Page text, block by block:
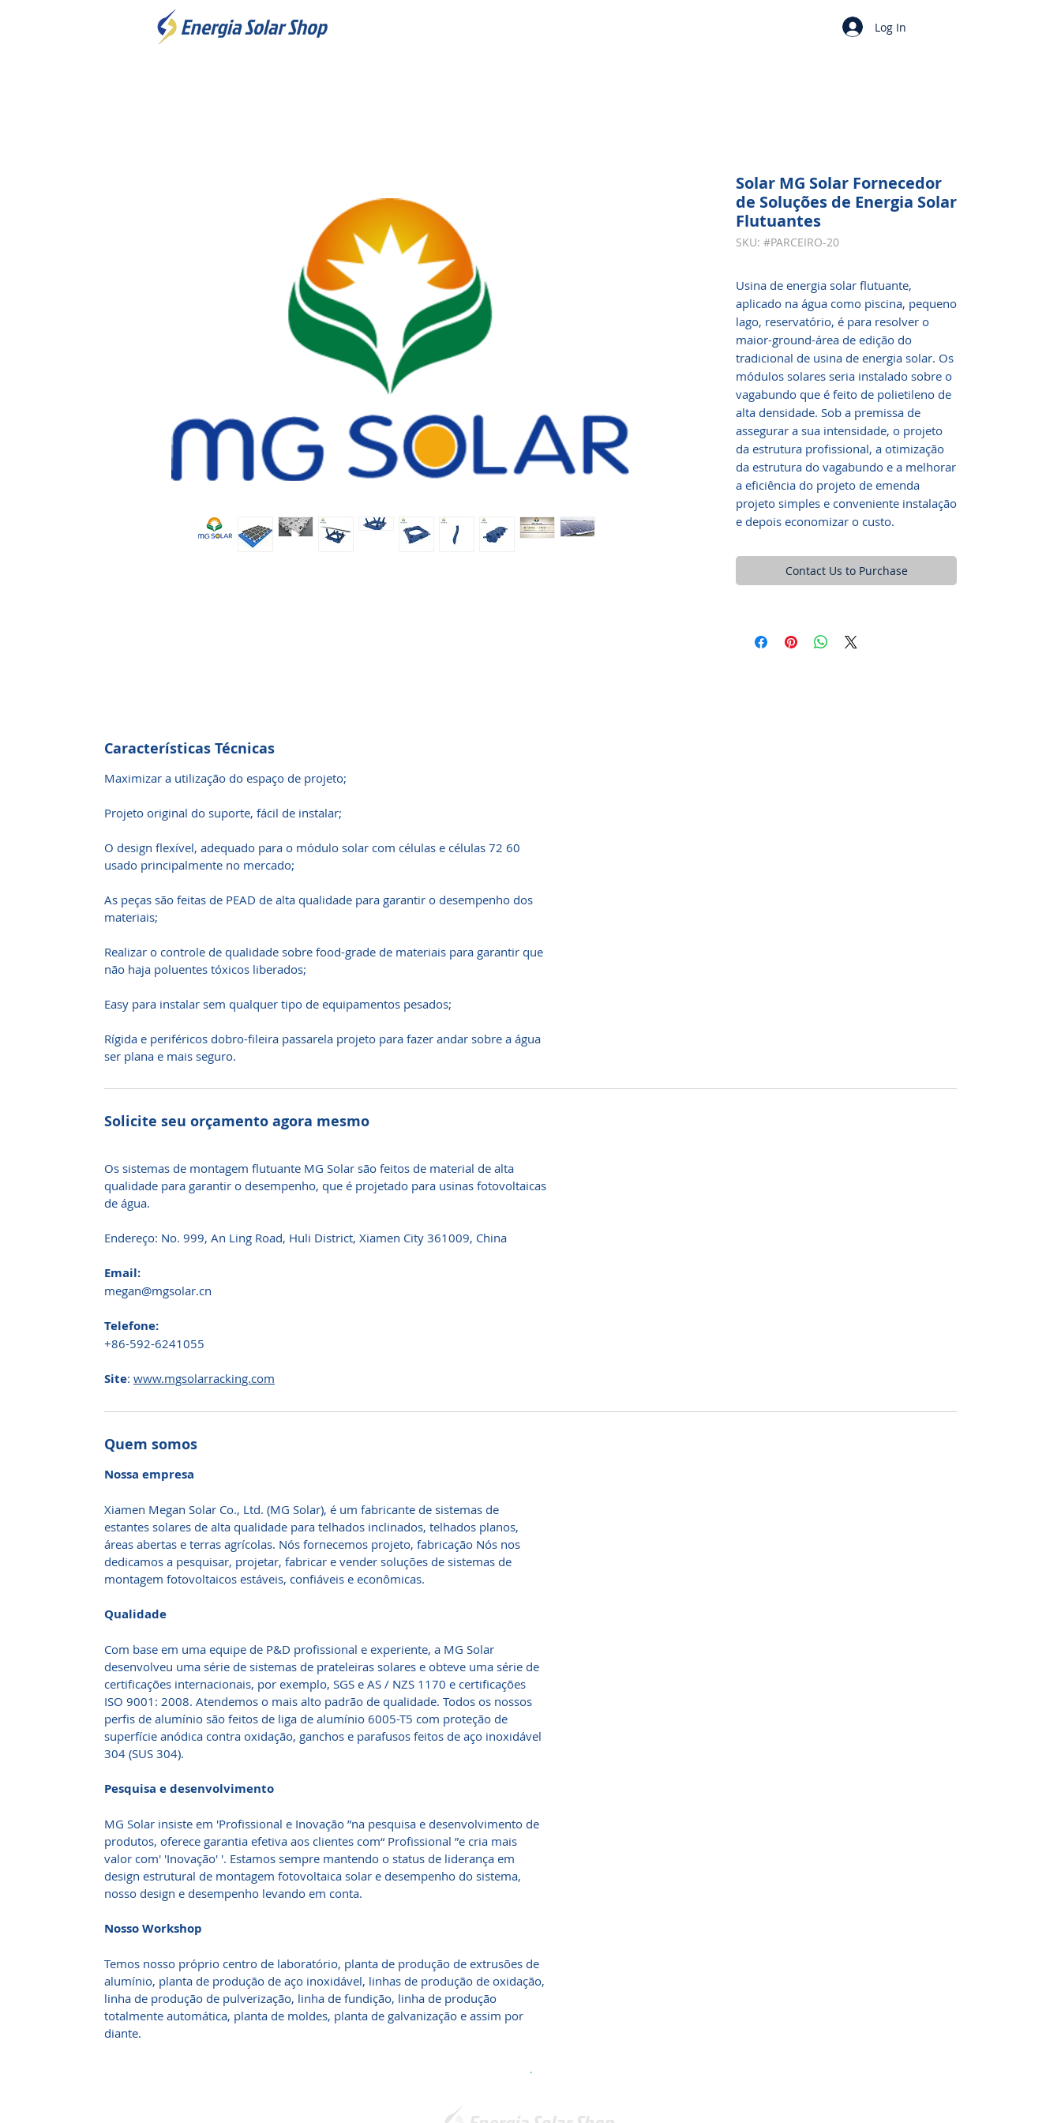
Log In
Solar MG Solar Fornecedor
de Soluções de Energia Solar
Flutuantes
SKU: #PARCEIRO-20
Usina de energia solar flutuante,
aplicado na água como piscina, pequeno
lago, reservatório, é para resolver o
maior-ground-área de edição do
tradicional de usina de energia solar. Os
módulos solares seria instalado sobre o
vagabundo que é feito de polietileno de
alta densidade. Sob a premissa de
assegurar a sua intensidade, o projeto
da estrutura profissional, a otimização
da estrutura do vagabundo e a melhorar
a eficiência do projeto de emenda
projeto simples e conveniente instalação
e depois economizar o custo.
Contact Us to Purchase
Características Técnicas
Maximizar a utilização do espaço de projeto;
Projeto original do suporte, fácil de instalar;
O design flexível, adequado para o módulo solar com células e células 72 60
usado principalmente no mercado;
As peças são feitas de PEAD de alta qualidade para garantir o desempenho dos
materiais;
Realizar o controle de qualidade sobre food-grade de materiais para garantir que
não haja poluentes tóxicos liberados;
Easy para instalar sem qualquer tipo de equipamentos pesados;
Rígida e periféricos dobro-fileira passarela projeto para fazer andar sobre a água
ser plana e mais seguro.
Solicite seu orçamento agora mesmo
Os sistemas de montagem flutuante MG Solar são feitos de material de alta
qualidade para garantir o desempenho, que é projetado para usinas fotovoltaicas
de água.
Endereço: No. 999, An Ling Road, Huli District, Xiamen City 361009, China
Email:
megan@mgsolar.cn
Telefone:
+86-592-6241055
Site: www.mgsolarracking.com
Quem somos
Nossa empresa
Xiamen Megan Solar Co., Ltd. (MG Solar), é um fabricante de sistemas de
estantes solares de alta qualidade para telhados inclinados, telhados planos,
áreas abertas e terras agrícolas. Nós fornecemos projeto, fabricação Nós nos
dedicamos a pesquisar, projetar, fabricar e vender soluções de sistemas de
montagem fotovoltaicos estáveis, confiáveis ​​e econômicas.
Qualidade
Com base em uma equipe de P&D profissional e experiente, a MG Solar
desenvolveu uma série de sistemas de prateleiras solares e obteve uma série de
certificações internacionais, por exemplo, SGS e AS / NZS 1170 e certificações
ISO 9001: 2008. Atendemos o mais alto padrão de qualidade. Todos os nossos
perfis de alumínio são feitos de liga de alumínio 6005-T5 com proteção de
superfície anódica contra oxidação, ganchos e parafusos feitos de aço inoxidável
304 (SUS 304).
Pesquisa e desenvolvimento
MG Solar insiste em 'Profissional e Inovação ”na pesquisa e desenvolvimento de
produtos, oferece garantia efetiva aos clientes com“ Profissional ”e cria mais
valor com' 'Inovação' '. Estamos sempre mantendo o status de liderança em
design estrutural de montagem fotovoltaica solar e desempenho do sistema,
nosso design e desempenho levando em conta.
Nosso Workshop
Temos nosso próprio centro de laboratório, planta de produção de extrusões de
alumínio, planta de produção de aço inoxidável, linhas de produção de oxidação,
linha de produção de pulverização, linha de fundição, linha de produção
totalmente automática, planta de moldes, planta de galvanização e assim por
diante.
.